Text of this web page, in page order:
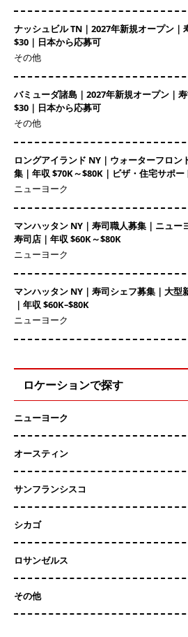
ナッシュビル TN｜2027年新規オープン｜
$30｜日本から応募可
その他
バミューダ諸島｜2027年新規オープン｜
$30｜日本から応募可
その他
ロングアイランド NY｜ウォーターフロン
集｜年収 $70K～$80K｜ビザ・住宅サポー
ニューヨーク
マンハッタン NY｜寿司職人募集｜ニュー
寿司店｜年収 $60K～$80K
ニューヨーク
マンハッタン NY｜寿司シェフ募集｜大型
｜年収 $60K–$80K
ニューヨーク
ロケーションで探す
ニューヨーク
オースティン
サンフランシスコ
シカゴ
ロサンゼルス
その他